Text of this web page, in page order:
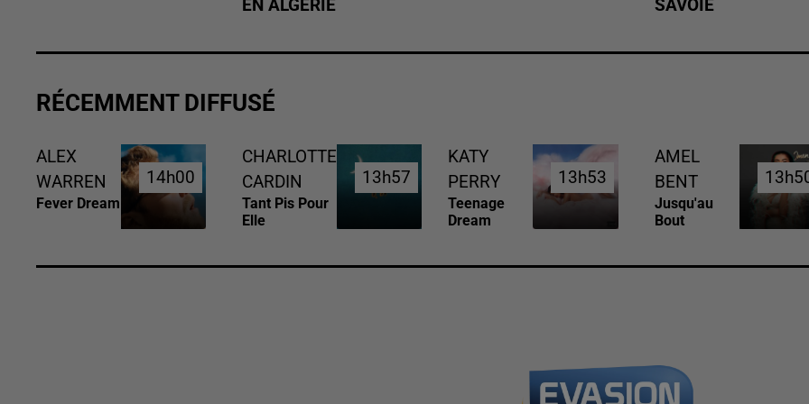
EN ALGÉRIE SAVOIE
RÉCEMMENT DIFFUSÉ
ALEX
WARREN
Fever Dream
14h00
14h00
CHARLOTTE
CARDIN
Tant Pis Pour
Elle
13h57
13h57
KATY
PERRY
Teenage
Dream
13h53
13h53
AMEL
BENT
Jusqu'au
Bout